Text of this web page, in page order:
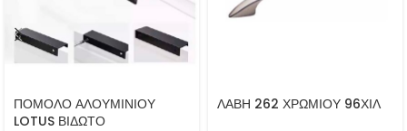
ΠΟΜΟΛΟ ΑΛΟΥΜΙΝΙΟΥ
LOTUS ΒΙΔΩΤΟ
ΛΑΒΗ 262 ΧΡΩΜΙΟΥ 96ΧΙΛ